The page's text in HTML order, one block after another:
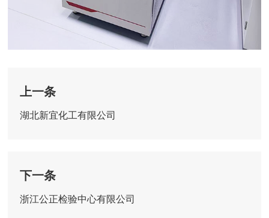
上一条
湖北新宜化工有限公司
下一条
浙江公正检验中心有限公司